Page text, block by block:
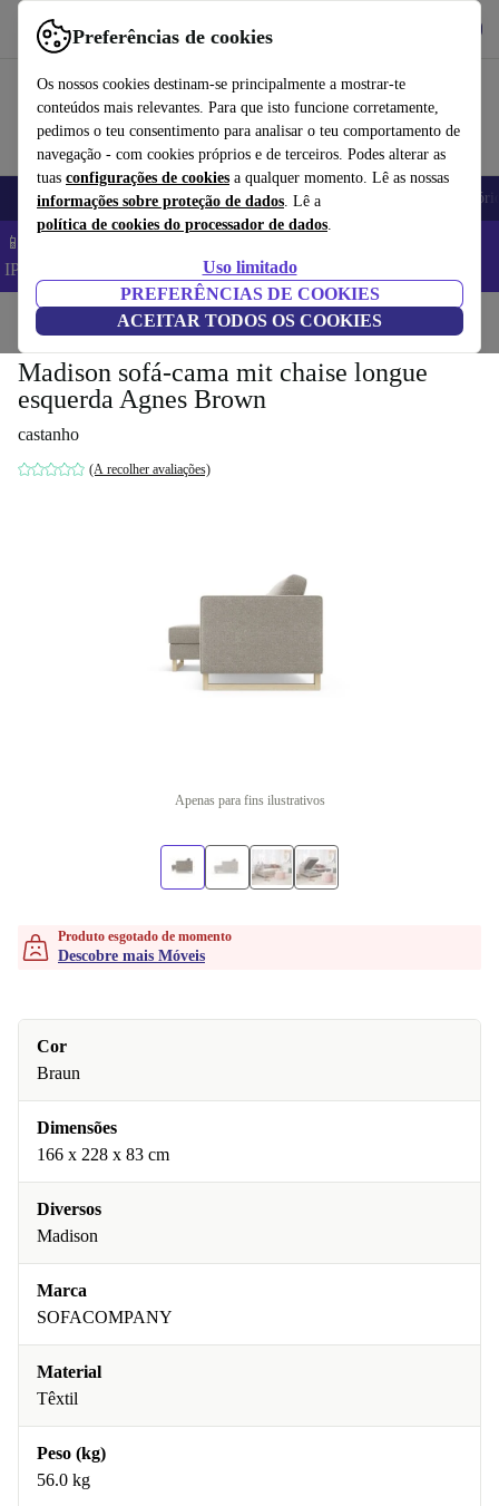
Preferências de cookies
Os nossos cookies destinam-se principalmente a mostrar-te
conteúdos mais relevantes. Para que isto funcione corretamente,
pedimos o teu consentimento para analisar o teu comportamento de
navegação - com cookies próprios e de terceiros. Podes alterar as
tuas configurações de cookies a qualquer momento. Lê as nossas
informações sobre proteção de dados. Lê a
política de cookies do processador de dados.
Uso limitado
PREFERÊNCIAS DE COOKIES
ACEITAR TODOS OS COOKIES
Use o refurbed de forma rápida e fácil
Telemóveis Computadores Portáteis Tablets
📱 Poupa 5% EXTRA em todos os iPhones – Código:
IPHONEDEAL –
Início Casa Móveis
Madison sofá-cama mit chaise longue
esquerda Agnes Brown
castanho
(A recolher avaliações)
Apenas para fins ilustrativos
Produto esgotado de momento
Descobre mais Móveis
Cor
Braun
Dimensões
166 x 228 x 83 cm
Diversos
Madison
Marca
SOFACOMPANY
Material
Têxtil
Peso (kg)
56.0 kg